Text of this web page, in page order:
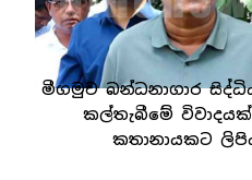
මීගමුව බන්ධනාගාර
කල්තැබීමේ
කතානායකට